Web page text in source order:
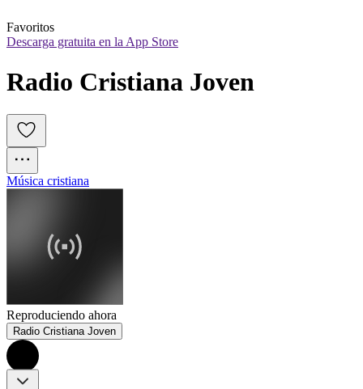
Favoritos
Descarga gratuita en la App Store
Radio Cristiana Joven
Música cristiana
Reproduciendo ahora
Radio Cristiana Joven